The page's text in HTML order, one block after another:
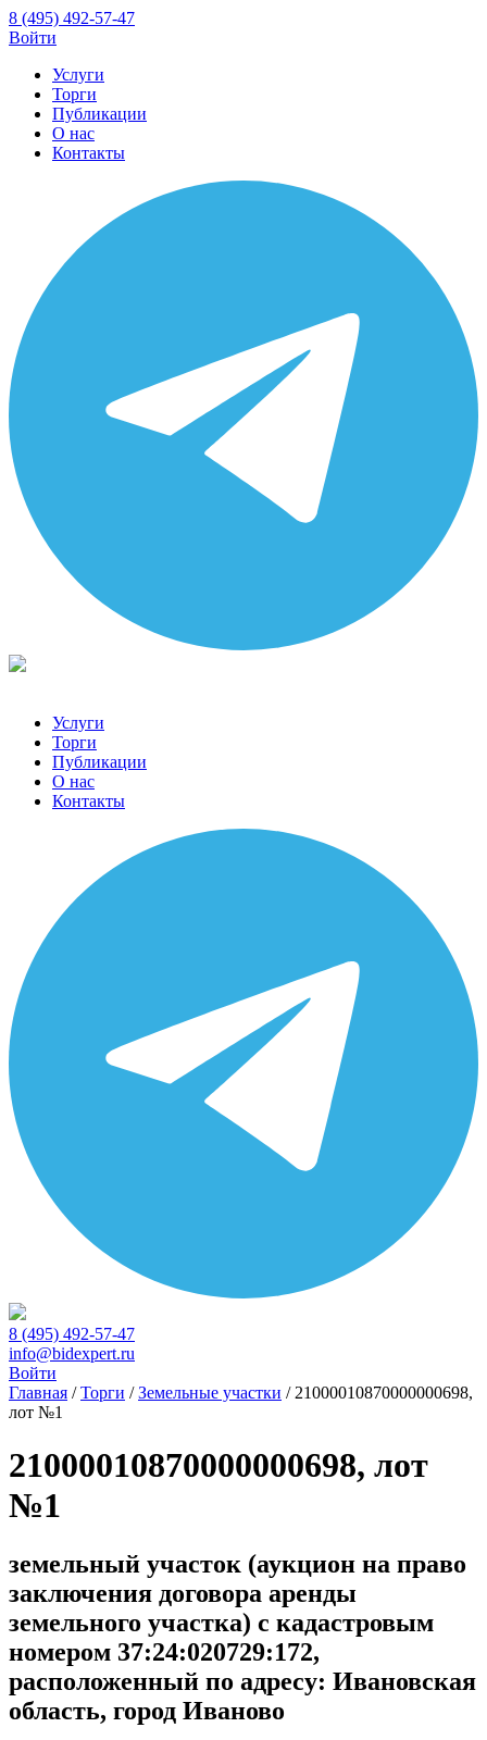
8 (495) 492-57-47
Войти
Услуги
Торги
Публикации
О нас
Контакты
Услуги
Торги
Публикации
О нас
Контакты
8 (495) 492-57-47
info@bidexpert.ru
Войти
Главная /Торги /Земельные участки / 21000010870000000698,
лот №1
21000010870000000698, лот
№1
земельный участок (аукцион на право
заключения договора аренды
земельного участка) с кадастровым
номером 37:24:020729:172,
расположенный по адресу: Ивановская
область, город Иваново